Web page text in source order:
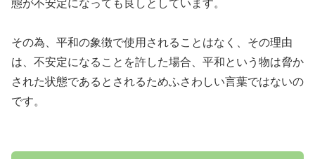
態が不安定になっても良しとしています。
その為、平和の象徴で使用されることはなく、その理由
は、不安定になることを許した場合、平和という物は脅か
された状態であるとされるためふさわしい言葉ではないの
です。